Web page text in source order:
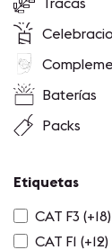
Baterías
Packs
Etiquetas
CAT F3 (+18)
CAT F1 (+12)